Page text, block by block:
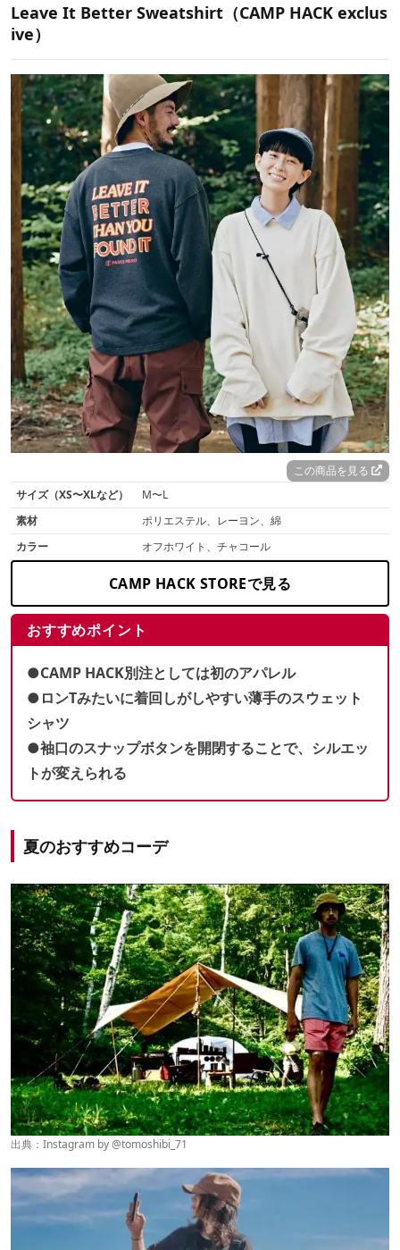
Leave It Better Sweatshirt（CAMP HACK exclus
ive）
この商品を見る
サイズ（XS〜XLなど）
M〜L
素材
ポリエステル、レーヨン、綿
カラー
オフホワイト、チャコール
CAMP HACK STOREで見る
おすすめポイント
●CAMP HACK別注としては初のアパレル
●ロンTみたいに着回しがしやすい薄手のスウェット
シャツ
●袖口のスナップボタンを開閉することで、シルエッ
トが変えられる
夏のおすすめコーデ
出典：Instagram by @tomoshibi_71